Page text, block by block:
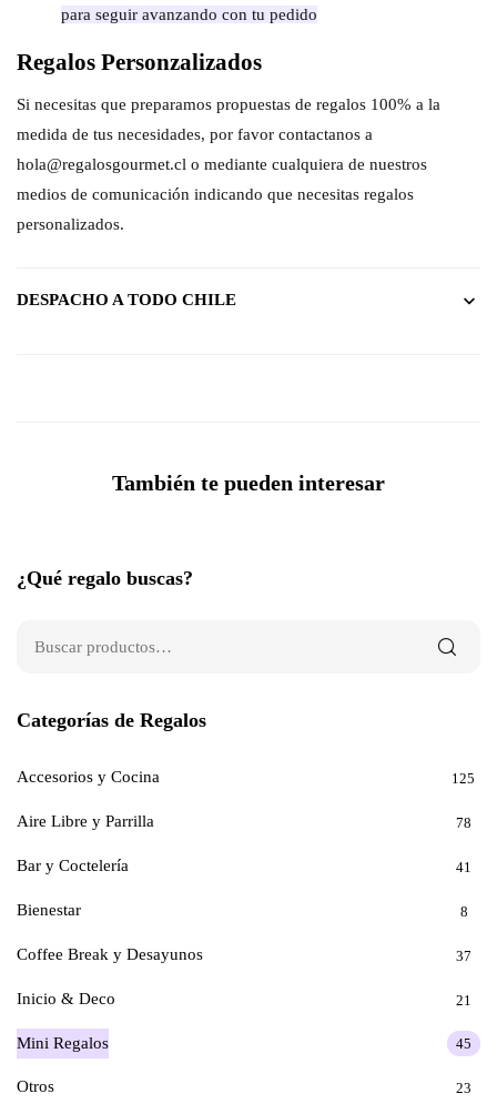
para seguir avanzando con tu pedido
Regalos Personzalizados
Si necesitas que preparamos propuestas de regalos 100% a la
medida de tus necesidades, por favor contactanos a
hola@regalosgourmet.cl o mediante cualquiera de nuestros
medios de comunicación indicando que necesitas regalos
personalizados.
DESPACHO A TODO CHILE
También te pueden interesar
¿Qué regalo buscas?
Categorías de Regalos
Accesorios y Cocina 125
Aire Libre y Parrilla 78
Bar y Coctelería 41
Bienestar 8
Coffee Break y Desayunos 37
Inicio & Deco 21
Mini Regalos 45
Otros 23